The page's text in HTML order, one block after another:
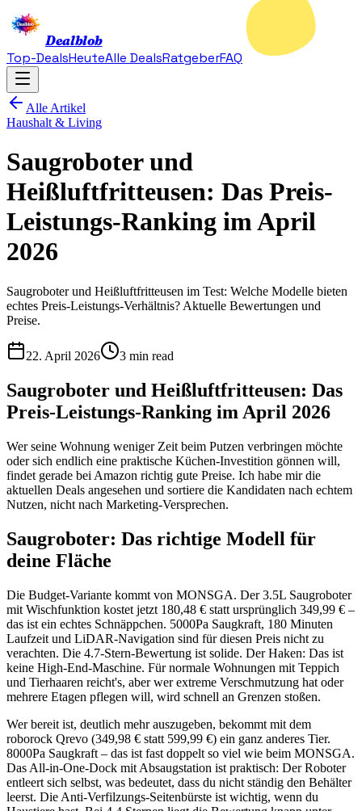
Dealblob
Top-DealsHeuteAlle DealsRatgeberFAQ
Alle Artikel
Haushalt & Living
Saugroboter und
Heißluftfritteusen: Das Preis-
Leistungs-Ranking im April
2026
Saugroboter und Heißluftfritteusen im Test: Welche Modelle bieten
echtes Preis-Leistungs-Verhältnis? Aktuelle Bewertungen und
Preise.
22. April 2026 3 min read
Saugroboter und Heißluftfritteusen: Das
Preis-Leistungs-Ranking im April 2026
Wer seine Wohnung weniger Zeit beim Putzen verbringen möchte
oder sich endlich eine praktische Küchen-Investition gönnen will,
findet gerade bei Amazon richtig gute Preise. Ich habe mir die
aktuellen Deals angesehen und sortiere die Kandidaten nach echtem
Nutzen, nicht nach Marketing-Versprechen.
Saugroboter: Das richtige Modell für
deine Fläche
Die Budget-Variante kommt von MONSGA. Der 3.5L Saugroboter
mit Wischfunktion kostet jetzt 180,48 € statt ursprünglich 349,99 € –
das ist ein echtes Schnäppchen. 5000Pa Saugkraft, 180 Minuten
Laufzeit und LiDAR-Navigation sind für diesen Preis nicht zu
verachten. Die 4.7-Stern-Bewertung ist solide. Der Haken: Das ist
keine High-End-Maschine. Für normale Wohnungen mit Teppich
und Tierhaaren reicht's, aber wer extreme Verschmutzung hat oder
mehrere Etagen pflegen will, wird schnell an Grenzen stoßen.
Wer bereit ist, deutlich mehr auszugeben, bekommt mit dem
roborock Qrevo (349,98 € statt 599,99 €) ein ganz anderes Tier.
8000Pa Saugkraft – das ist fast doppelt so viel wie beim MONSGA.
Das All-in-One-Dock mit Absaugstation ist praktisch: Der Roboter
entleert sich selbst, was bedeutet, dass du nicht ständig den Behälter
leerst. Die Anti-Verfilzungs-Seitenbürste ist wichtig, wenn du